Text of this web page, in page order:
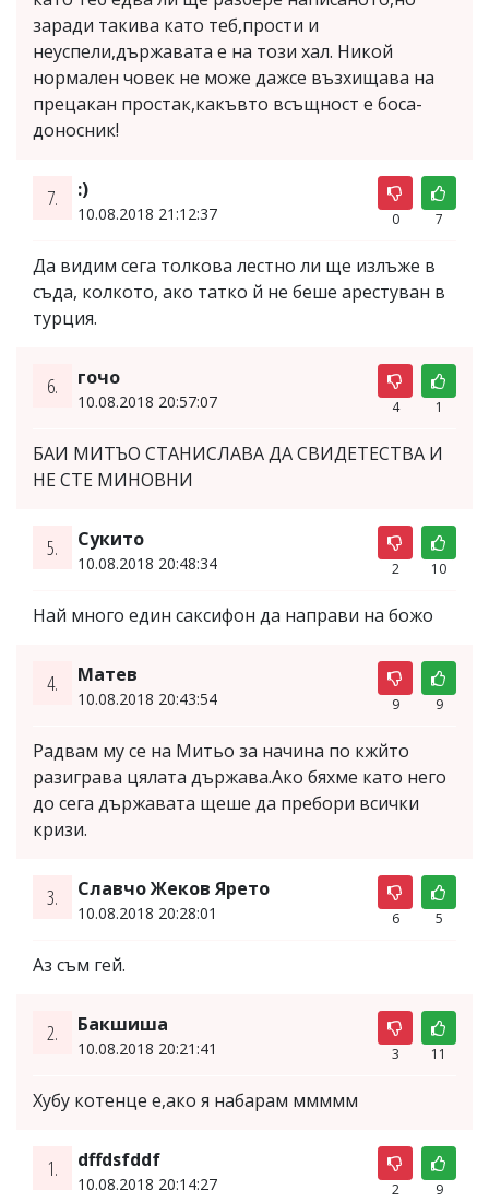
заради такива като теб,прости и
неуспели,държавата е на този хал. Никой
нормален човек не може дажсе възхищава на
прецакан простак,какъвто всъщност е боса-
доносник!
7. :)
10.08.2018 21:12:37 0 7
Да видим сега толкова лестно ли ще излъже в
съда, колкото, ако татко й не беше арестуван в
турция.
6. гочо
10.08.2018 20:57:07 4 1
БАИ МИТЪО СТАНИСЛАВА ДА СВИДЕТЕСТВА И
НЕ СТЕ МИНОВНИ
5. Сукито
10.08.2018 20:48:34 2 10
Най много един саксифон да направи на божо
4. Матев
10.08.2018 20:43:54 9 9
Радвам му се на Митьо за начина по кжйто
разиграва цялата държава.Ако бяхме като него
до сега държавата щеше да пребори всички
кризи.
3. Славчо Жеков Ярето
10.08.2018 20:28:01 6 5
Аз съм гей.
2. Бакшиша
10.08.2018 20:21:41 3 11
Хубу котенце е,ако я набарам ммммм
1. dffdsfddf
10.08.2018 20:14:27 2 9